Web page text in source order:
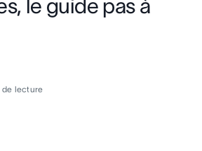
le guide pas à
de lecture